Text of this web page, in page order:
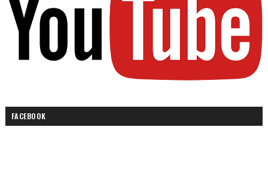
FACEBOOK